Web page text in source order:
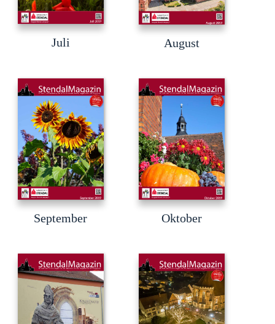
Juli August
September Oktober